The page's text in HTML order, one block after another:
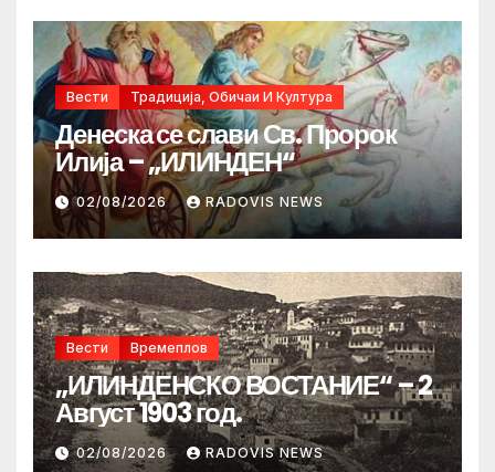
Вести Традиција, Обичаи И Култура
Денеска се слави Св. Пророк
Илија – „ИЛИНДЕН“
02/08/2026 RADOVIS NEWS
Вести Времеплов
„ИЛИНДЕНСКО ВОСТАНИЕ“ – 2
Август 1903 год.
02/08/2026 RADOVIS NEWS